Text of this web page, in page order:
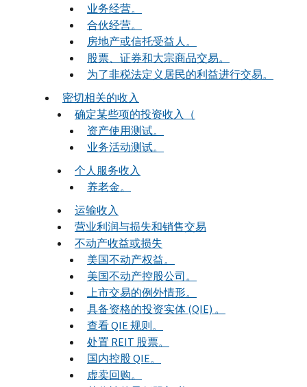
业务经营。
合伙经营。
房地产或信托受益人。
股票、证券和大宗商品交易。
为了非税法定义居民的利益进行交易。
密切相关的收入
确定某些项的投资收入（
资产使用测试。
业务活动测试。
个人服务收入
养老金。
运输收入
营业利润与损失和销售交易
不动产收益或损失
美国不动产权益。
美国不动产控股公司。
上市交易的例外情形。
具备资格的投资实体 (QIE) 。
查看 QIE 规则。
处置 REIT 股票。
国内控股 QIE。
虚卖回购。